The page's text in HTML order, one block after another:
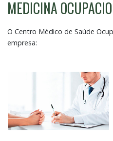
MEDICINA
O Centro Médico de Saúde
empresa: